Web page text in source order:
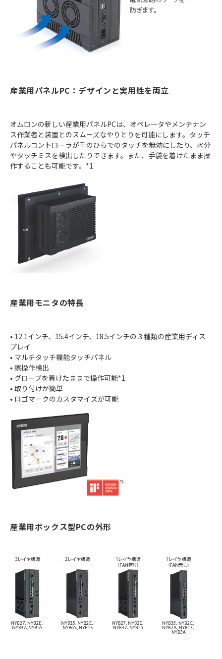
産業用パネルPC：デザインと実用性を両立
オムロンの新しい産業用パネルPCは、オペレータやメンテナン
ス作業者と装置とのスムーズなやりとりを可能にします。タッチ
パネルコントローラが手のひらでのタッチを無効にしたり、水分
やタッチミスを検出したりできます。また、手袋を着けたまま操
作することも可能です。*1
産業用モニタの特長
• 12.1インチ、15.4インチ、18.5インチの３種類の産業用ディス
プレイ
• マルチタッチ機能タッチパネル
• 誤操作検出
• グローブを着けたままで操作可能*1
• 取り付けが簡単
• ロゴマークのカスタマイズが可能
産業用ボックス型PCの外形